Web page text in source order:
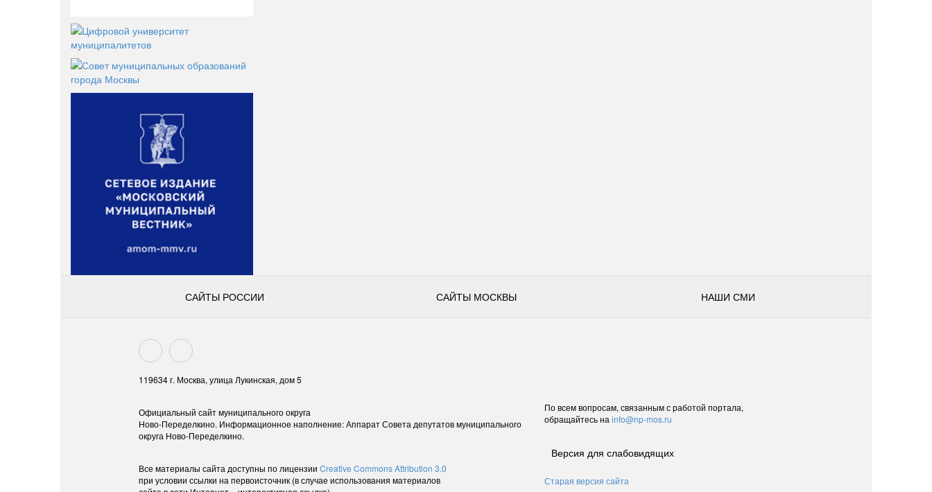
САЙТЫ РОССИИ САЙТЫ МОСКВЫ НАШИ СМИ
119634 г. Москва, улица Лукинская, дом 5
Официальный сайт муниципального округа
Ново-Переделкино. Информационное наполнение: Аппарат Совета депутатов муниципального
округа Ново-Переделкино.
Все материалы сайта доступны по лицензии Creative Commons Attribution 3.0
при условии ссылки на первоисточник (в случае использования материалов
По всем вопросам, связанным с работой портала,
обращайтесь на info@np-mos.ru
Версия для слабовидящих
Старая версия сайта